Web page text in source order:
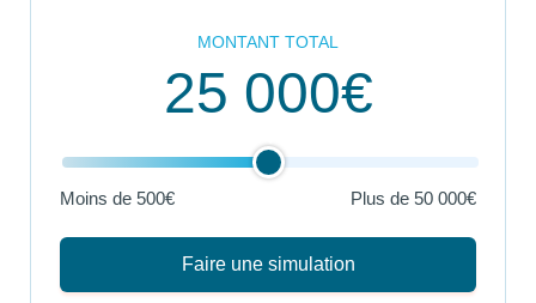
MONTANT TOTAL
25 000€
Moins de 500€ Plus de 50 000€
Faire une simulation